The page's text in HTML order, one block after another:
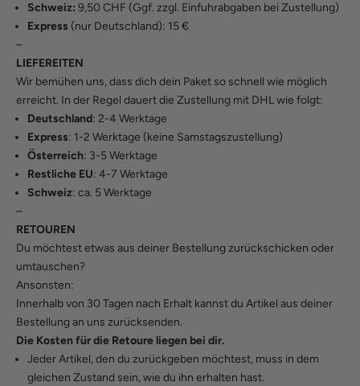
Schweiz: 9,50 CHF (Ggf. zzgl. Einfuhrabgaben bei Zustellung)
Express (nur Deutschland): 15 €
–
LIEFEREITEN
Wir bemühen uns, dass dich dein Paket so schnell wie möglich
erreicht. In der Regel dauert die Zustellung mit DHL wie folgt:
Deutschland: 2-4 Werktage
Express: 1-2 Werktage (keine Samstagszustellung)
Österreich: 3-5 Werktage
Restliche EU: 4-7 Werktage
Schweiz: ca. 5 Werktage
–
RETOUREN
Du möchtest etwas aus deiner Bestellung zurückschicken oder
umtauschen?
Ansonsten:
Innerhalb von 30 Tagen nach Erhalt kannst du Artikel aus deiner
Bestellung an uns zurücksenden.
Die Kosten für die Retoure liegen bei dir.
Jeder Artikel, den du zurückgeben möchtest, muss in dem
gleichen Zustand sein, wie du ihn erhalten hast.